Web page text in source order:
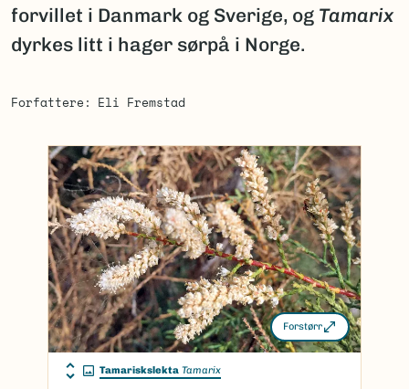
forvillet i Danmark og Sverige, og Tamarix
dyrkes litt i hager sørpå i Norge.
Forfattere Eli Fremstad
Forstørr
Tamariskslekta Tamarix